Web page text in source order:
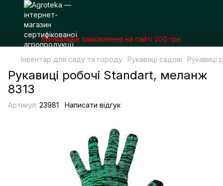
Мінімальне замовлення на сайті 200 грн.
Інвентар для саду та городу Рукавиці садові Рукавиці
Рукавиці робочі Standart, меланж
8313
Артикул: 23981 Написати відгук